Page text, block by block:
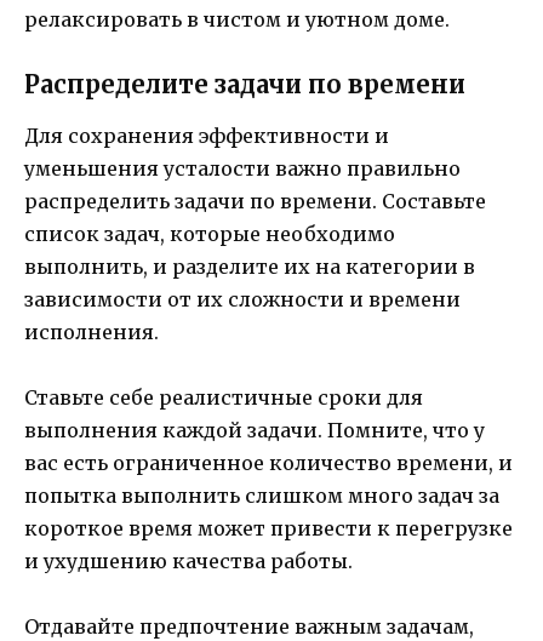
релаксировать в чистом и уютном доме.
Распределите задачи по времени
Для сохранения эффективности и
уменьшения усталости важно правильно
распределить задачи по времени. Составьте
список задач, которые необходимо
выполнить, и разделите их на категории в
зависимости от их сложности и времени
исполнения.
Ставьте себе реалистичные сроки для
выполнения каждой задачи. Помните, что у
вас есть ограниченное количество времени, и
попытка выполнить слишком много задач за
короткое время может привести к перегрузке
и ухудшению качества работы.
Отдавайте предпочтение важным задачам,